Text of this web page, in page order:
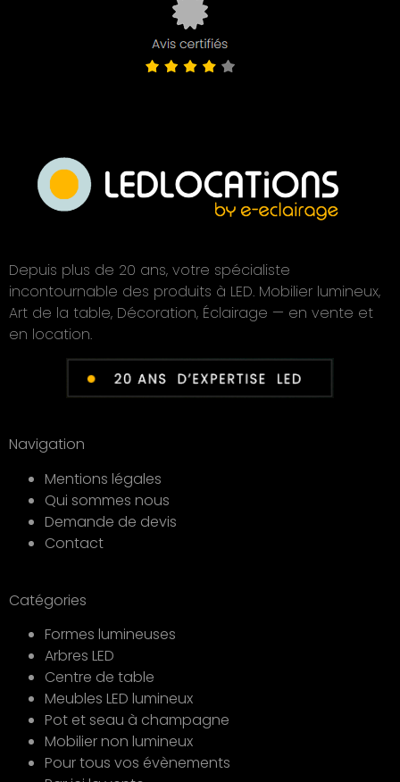
Depuis plus de 20 ans, votre spécialiste
incontournable des produits à LED. Mobilier lumineux,
Art de la table, Décoration, Éclairage — en vente et
en location.
Navigation
Mentions légales
Qui sommes nous
Demande de devis
Contact
Catégories
Formes lumineuses
Arbres LED
Centre de table
Meubles LED lumineux
Pot et seau à champagne
Mobilier non lumineux
Pour tous vos évènements